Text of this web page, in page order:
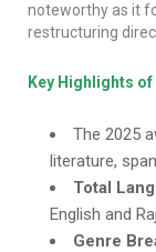
noteworthy as it
restructuring
Key Highlights
The 2025
literature,
Total
English and
Genre